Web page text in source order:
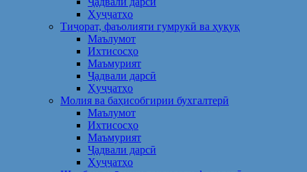
Ҳуҷҷатҳо
Тиҷорат, фаъолияти гумрукӣ ва ҳуқуқ
Маълумот
Ихтисосҳо
Маъмурият
Ҷадвали дарсӣ
Ҳуҷҷатҳо
Молия ва баҳисобгирии бухгалтерӣ
Маълумот
Ихтисосҳо
Маъмурият
Ҷадвали дарсӣ
Ҳуҷҷатҳо